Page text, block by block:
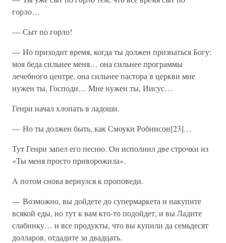
горло…
— Сыт по горло!
— Но приходит время, когда ты должен признаться Богу:
моя беда сильнее меня… она сильнее программы
лечебного центре, она сильнее пастора в церкви мне
нужен ты, Господи… Мне нужен ты, Иисус…
Генри начал хлопать в ладоши.
— Но ты должен быть, как Смоуки Робинсон[23]…
Тут Генри запел его песню. Он исполнил две строчки из
«Ты меня просто приворожила».
А потом снова вернулся к проповеди.
— Возможно, вы дойдете до супермаркета и накупите
всякой еды, но тут к вам кто-то подойдет, и вы Ладите
слабинку… и все продукты, что вы купили да семьдесят
долларов, отдадите за двадцать.